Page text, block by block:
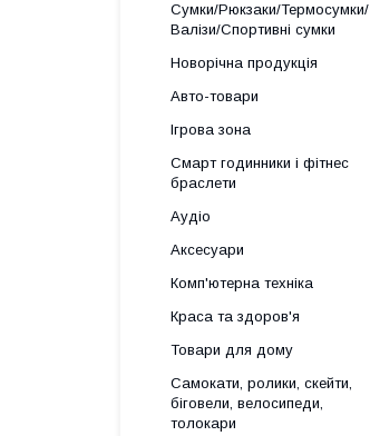
Сумки/Рюкзаки/Термосумки/
Валізи/Спортивні сумки
Новорічна продукція
Авто-товари
Ігрова зона
Смарт годинники і фітнес
браслети
Аудіо
Аксесуари
Комп'ютерна техніка
Краса та здоров'я
Товари для дому
Самокати, ролики, скейти,
біговели, велосипеди,
толокари